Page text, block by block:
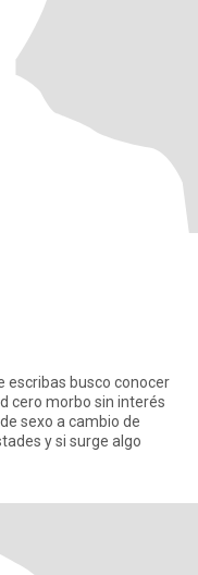
cero morbo sin interés
y si surge algo